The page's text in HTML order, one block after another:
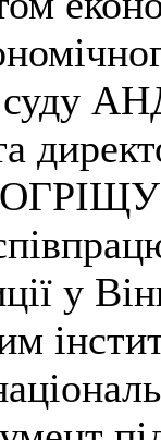
суду
у